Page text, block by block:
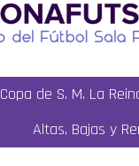
Copa de S. M. La
Altas, Bajas y